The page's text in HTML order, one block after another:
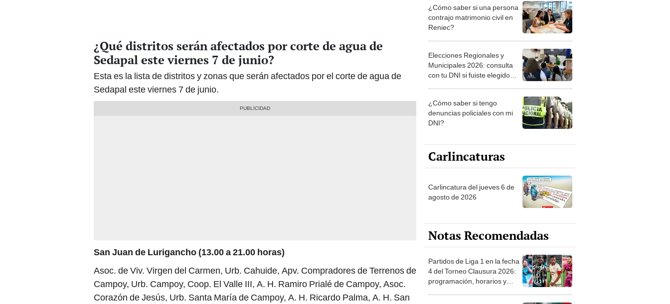
¿Qué distritos serán afectados por corte de agua de
Sedapal este viernes 7 de junio?
Esta es la lista de distritos y zonas que serán afectados por el corte de agua de
Sedapal este viernes 7 de junio.
San Juan de Lurigancho (13.00 a 21.00 horas)
Asoc. de Viv. Virgen del Carmen, Urb. Cahuide, Apv. Compradores de Terrenos de
Campoy, Urb. Campoy, Coop. El Valle III, A. H. Ramiro Prialé de Campoy, Asoc.
Corazón de Jesús, Urb. Santa María de Campoy, A. H. Ricardo Palma, A. H. San
¿Cómo saber si una persona
contrajo matrimonio civil en
Reniec?
Elecciones Regionales y
Municipales 2026: consulta
con tu DNI si fuiste elegido
la ONPE
¿Cómo saber si tengo
denuncias policiales con mi
DNI?
Carlincaturas
Carlincatura del jueves 6 de
agosto de 2026
Notas Recomendadas
Partidos de Liga 1 en la fecha
4 del Torneo Clausura 2026:
programación, horarios y